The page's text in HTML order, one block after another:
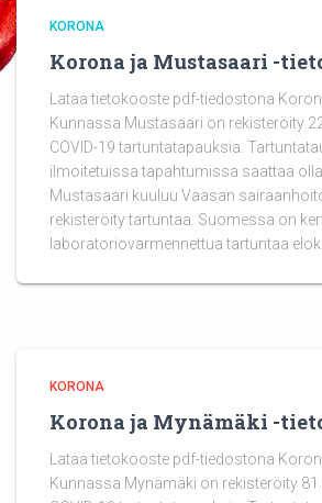
KORONA
Korona ja Mustasaari -
Lataa tietokooste pdf-tiedostona
Kunnassa Mustasaari on rekisteröity
COVID-19 tartuntatapauksia.
ilmoitetuissa tapahtumissa saattaa olla
Mustasaari kuuluu Vaasan
rekisteröity tartuntaa. Suomessa on
laboratoriovarmennettua tartuntaa
KORONA
Korona ja Mynämäki -
Lataa tietokooste pdf-tiedostona
Kunnassa Mynämäki on rekisteröity 81